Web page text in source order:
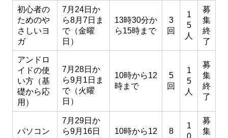
初心者の
ためのや
さしいヨ
ガ
7月24日か
ら8月7日ま
で（金曜
日）
13時30分か
ら15時まで
3
回
1
5
人
募
集
終
了
アンドロ
イドの使
い方（基
礎から応
用）
7月28日か
ら9月1日ま
で（火曜
日）
10時から12
時まで
5
回
1
5
人
募
集
終
了
パソコン
7月29日か
ら9月16日
10時から12
8
1
0
募
集